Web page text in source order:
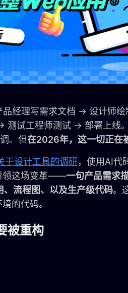
品经理写需求文档 → 设计师
试工程师测试 → 部署上线
。但在2026年，这一切正在
设计工具的调研，使用AI代
领这场变革——一句产品需求
流程图、以及生产级代码。
的代码。
被重构